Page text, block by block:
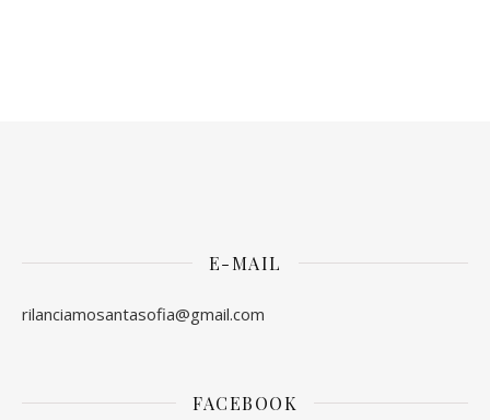
E-MAIL
rilanciamosantasofia@gmail.com
FACEBOOK